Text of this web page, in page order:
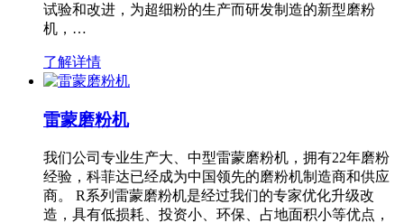
试验和改进，为超细粉的生产而研发制造的新型磨粉
机，…
了解详情
雷蒙磨粉机
我们公司专业生产大、中型雷蒙磨粉机，拥有22年磨粉
经验，科菲达已经成为中国领先的磨粉机制造商和供应
商。 R系列雷蒙磨粉机是经过我们的专家优化升级改
造，具有低损耗、投资小、环保、占地面积小等优点，